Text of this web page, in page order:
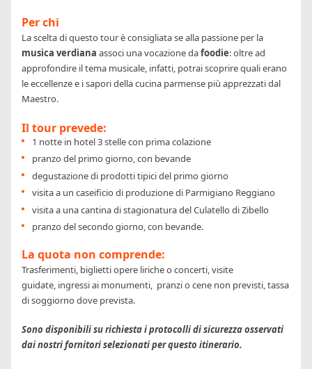
Per chi
La scelta di questo tour è consigliata se alla passione per la
musica verdiana associ una vocazione dafoodie: oltre ad
approfondire il tema musicale, infatti, potrai scoprire quali erano
le eccellenze e i sapori della cucina parmense più apprezzati dal
Maestro.
Il tour prevede:
1 notte in hotel 3 stelle con prima colazione
pranzo del primo giorno, con bevande
degustazione di prodotti tipici del primo giorno
visita a un caseificio di produzione di Parmigiano Reggiano
visita a una cantina di stagionatura del Culatello di Zibello
pranzo del secondo giorno, con bevande.
La quota non comprende:
Trasferimenti, biglietti opere liriche o concerti, visite
guidate, ingressi ai monumenti, pranzi o cene non previsti, tassa
di soggiorno dove prevista.
Sono disponibili su richiesta i protocolli di sicurezza osservati
dai nostri fornitori selezionati per questo itinerario.